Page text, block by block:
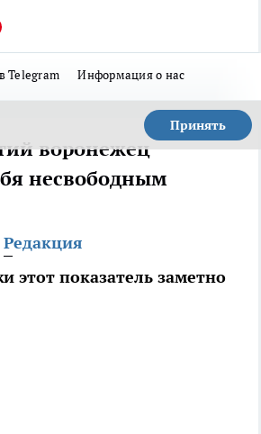
Telegram Информация о нас
Принять
воронежец
несвободным
Редакция
этот показатель заметно